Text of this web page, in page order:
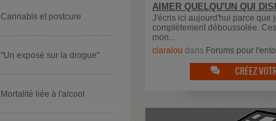
Cannabis et postcure
"Un exposé sur la drogue"
Mortalité liée à l'alcool
AIMER QUELQU'UN QUI
J'écris ici aujourd'hui parce que
complètement déboussolée.
mon...
claralou dans Forums pour
 CRÉEZ